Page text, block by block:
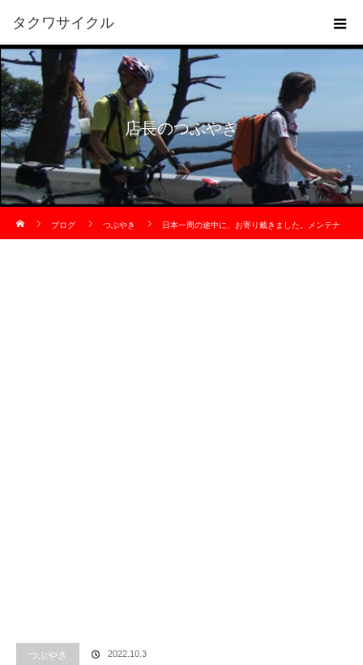
タクワサイクル
店長のつぶやき
ブログ
つぶやき 日本一周の途中に、お寄り戴きました。メンテナ
つぶやき 2022.10.3